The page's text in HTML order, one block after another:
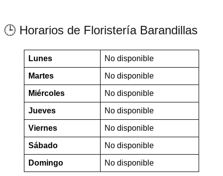
🕒 Horarios de Floristería Barandillas
Lunes No disponible
Martes No disponible
Miércoles No disponible
Jueves No disponible
Viernes No disponible
Sábado No disponible
Domingo No disponible